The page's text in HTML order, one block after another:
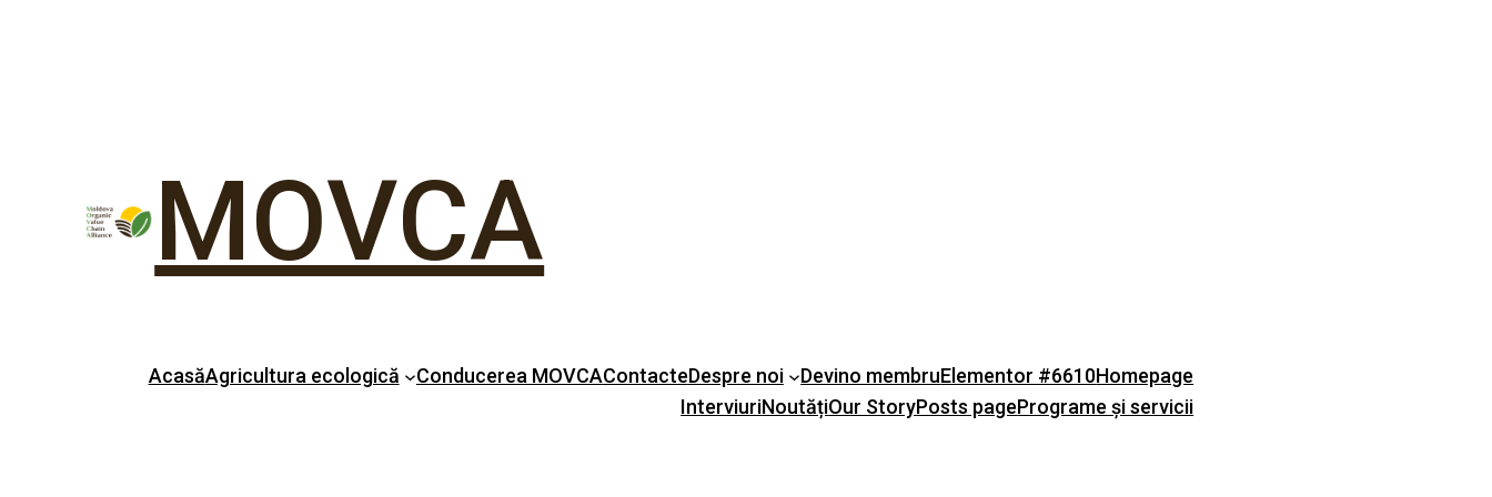
MOVCA
AcasăAgricultura ecologică Conducerea MOVCAContacteDespre noi Devino membruElementor #6610Homepage
InterviuriNoutățiOur StoryPosts pagePrograme și servicii